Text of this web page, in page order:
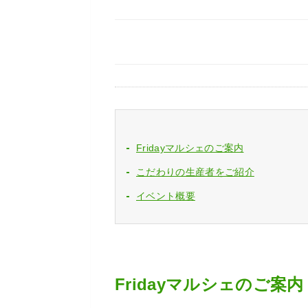
Fridayマルシェのご案内
こだわりの生産者をご紹介
イベント概要
Fridayマルシェのご案内